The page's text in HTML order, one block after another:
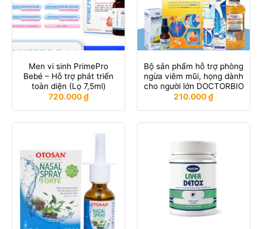
Men vi sinh PrimePro
Bebé – Hỗ trợ phát triển
toàn diện (Lọ 7,5ml)
720.000₫
Bộ sản phẩm hỗ trợ phòng
ngừa viêm mũi, họng dành
cho người lớn DOCTORBIO
210.000₫